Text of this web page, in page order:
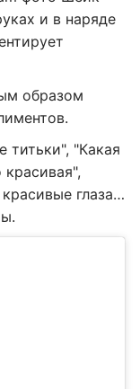
и в наряде
образом
титьки", "Какая
глаза…